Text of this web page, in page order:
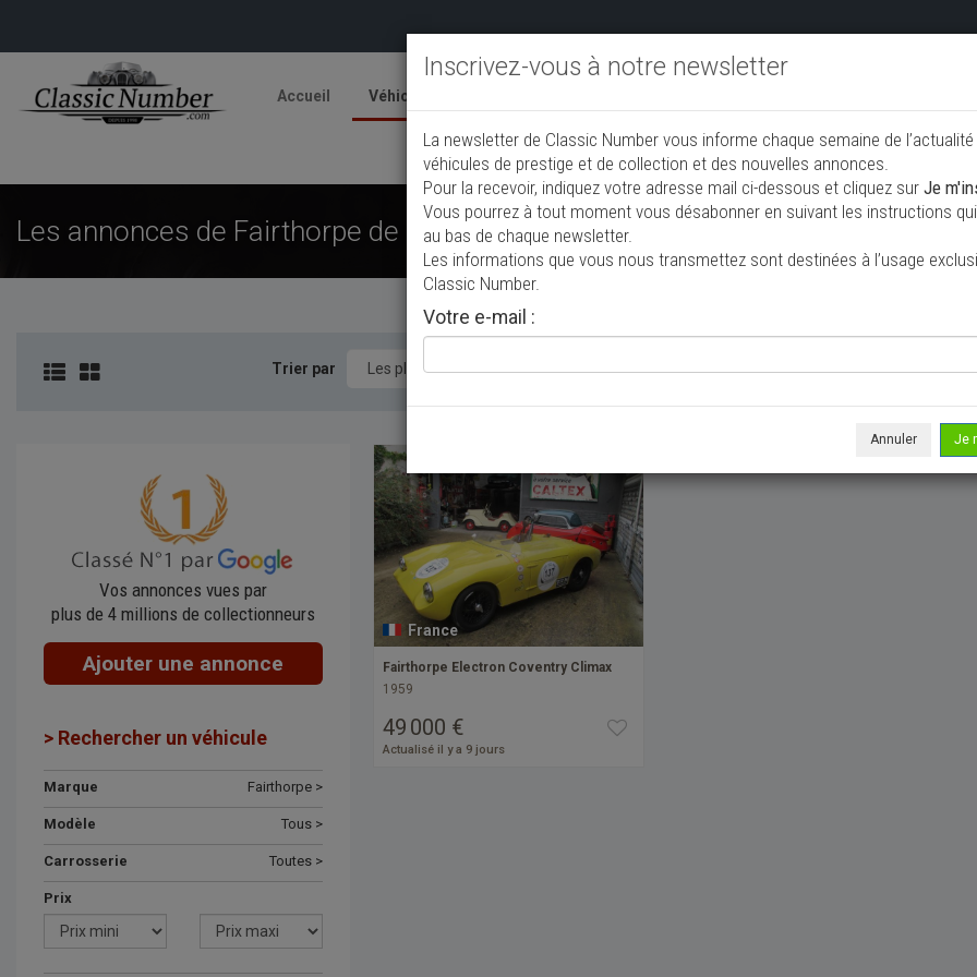
Accueil Véhicules
Ajouter une annonce
Les annonces de Fairthorpe de collection à vendre
Trier par
Vos annonces vues par
plus de 4 millions de collectionneurs
Ajouter une annonce
> Rechercher un véhicule
Marque Fairthorpe >
Modèle Tous >
Carrosserie Toutes >
Prix
France
Fairthorpe Electron Coventry Climax
1959
49 000 €
Actualisé il y a 9 jours
Inscrivez-vous à notre newsletter
La newsletter de Classic Number vous informe chaque semaine de
véhicules de prestige et de collection et des nouvelles annonces.
Pour la recevoir, indiquez votre adresse mail ci-dessous et cliquez sur Je
Vous pourrez à tout moment vous désabonner en suivant les instructions
au bas de chaque newsletter.
Les informations que vous nous transmettez sont destinées à l’usage
Classic Number.
Votre e-mail :
Annuler Je